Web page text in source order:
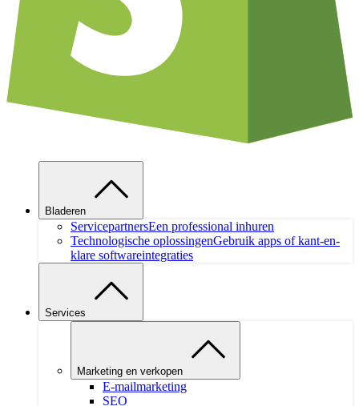
Bladeren
ServicepartnersEen professional inhuren
Technologische oplossingenGebruik apps of kant-en-
klare softwareintegraties
Services
Marketing en verkopen
E-mailmarketing
SEO